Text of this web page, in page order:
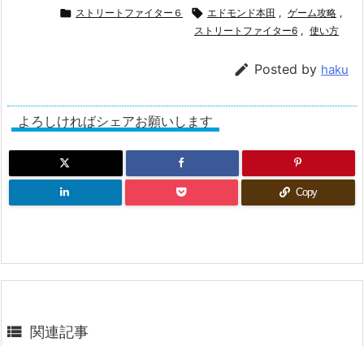
 ストリートファイター６  エドモンド本田 , ゲーム攻略 ,
ストリートファイター6 , 使い方
 Posted by haku
よろしければシェアお願いします
Copy
 関連記事